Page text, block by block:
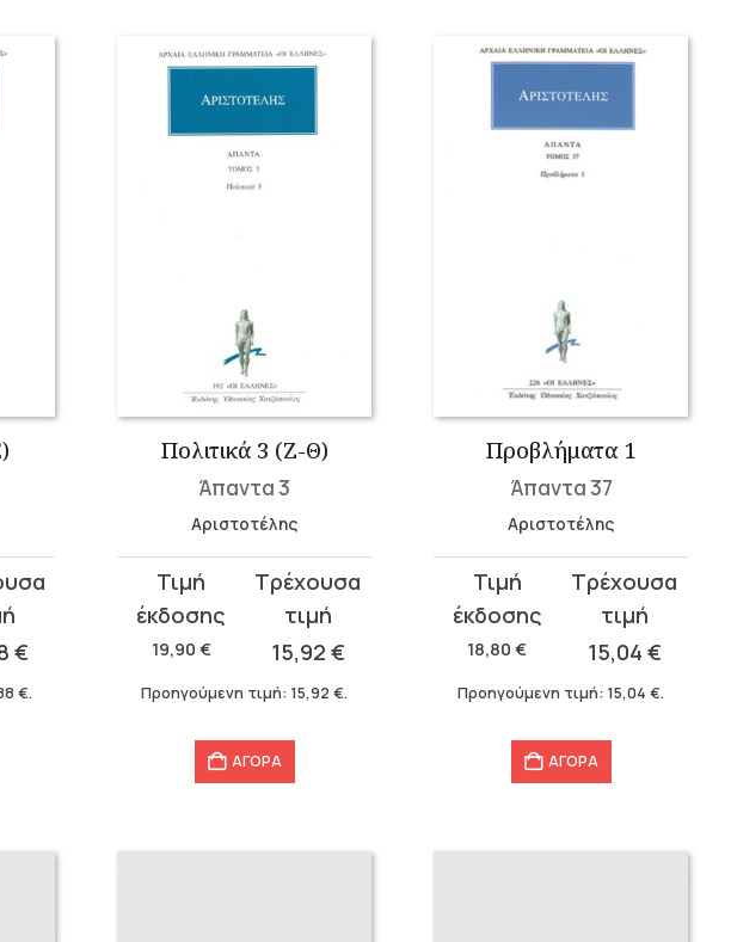
€
€.
Πολιτικά 3 (Ζ-Θ)
Άπαντα 3
Αριστοτέλης
19,90 €
Original
price
was:
19,90 €.
15,92 €
τρέχουσα
τιμή
είναι:
Προηγούμενη τιμή: 15,92€.
ΑΓΟΡΑ
Προβλήματα 1
Άπαντα 37
Αριστοτέλης
18,80€
Original
price
was:
18,80 €.
15,04 €
τρέχουσα
τιμή
είναι:
Προηγούμενη τιμή: 15,04€.
ΑΓΟΡΑ